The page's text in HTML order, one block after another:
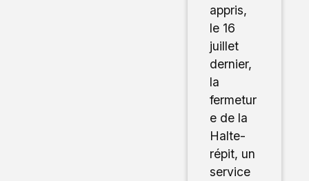
appris,
le 16
juillet
dernier,
la
fermetur
e de la
Halte-
répit, un
service